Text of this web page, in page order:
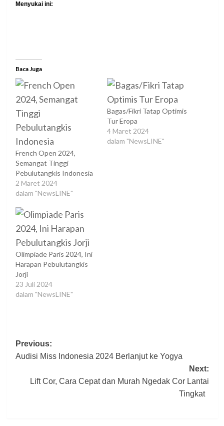
Menyukai ini:
Baca Juga
French Open 2024,
Semangat Tinggi
Pebulutangkis Indonesia
2 Maret 2024
dalam "NewsLINE"
Bagas/Fikri Tatap Optimis
Tur Eropa
4 Maret 2024
dalam "NewsLINE"
Olimpiade Paris 2024, Ini
Harapan Pebulutangkis
Jorji
23 Juli 2024
dalam "NewsLINE"
Post
navigation
Previous:
Audisi Miss Indonesia 2024 Berlanjut ke Yogya
Next:
Lift Cor, Cara Cepat dan Murah Ngedak Cor Lantai
Tingkat